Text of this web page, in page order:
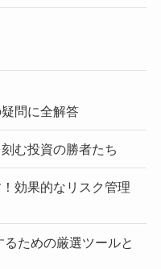
問に全解答
む投資の勝者たち
効果的なリスク管理
ための厳選ツールと